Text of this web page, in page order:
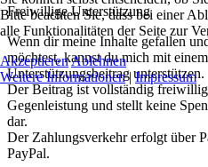
Freiwillige Unterstützung
Wenn dir meine Inhalte gefallen
möchtest, kannst du mich mit
Unterstützungsbeitrag unterstützen.
Der Beitrag ist vollständig
Gegenleistung und stellt keine
dar.
Der Zahlungsverkehr erfolgt über
PayPal.
Bitte beachten Sie, dass bei einer
alle Funktionalitäten der Seite zur
AkzeptierenAblehnen
Weitere Informationen|Impressum